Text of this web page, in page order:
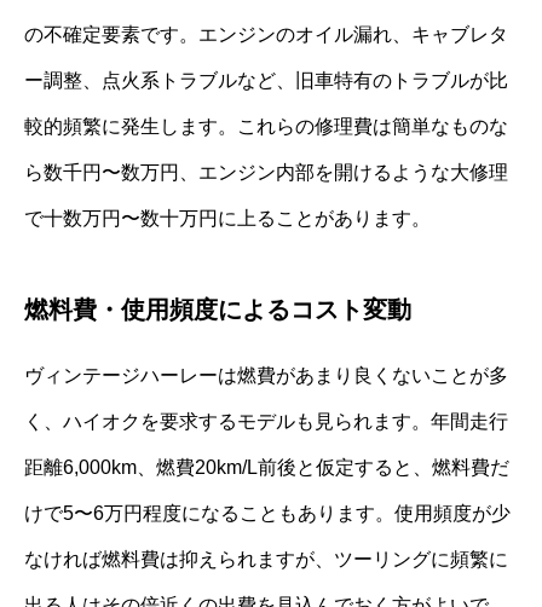
の不確定要素です。エンジンのオイル漏れ、キャブレタ
ー調整、点火系トラブルなど、旧車特有のトラブルが比
較的頻繁に発生します。これらの修理費は簡単なものな
ら数千円〜数万円、エンジン内部を開けるような大修理
で十数万円〜数十万円に上ることがあります。
燃料費・使用頻度によるコスト変動
ヴィンテージハーレーは燃費があまり良くないことが多
く、ハイオクを要求するモデルも見られます。年間走行
距離6,000km、燃費20km/L前後と仮定すると、燃料費だ
けで5〜6万円程度になることもあります。使用頻度が少
なければ燃料費は抑えられますが、ツーリングに頻繁に